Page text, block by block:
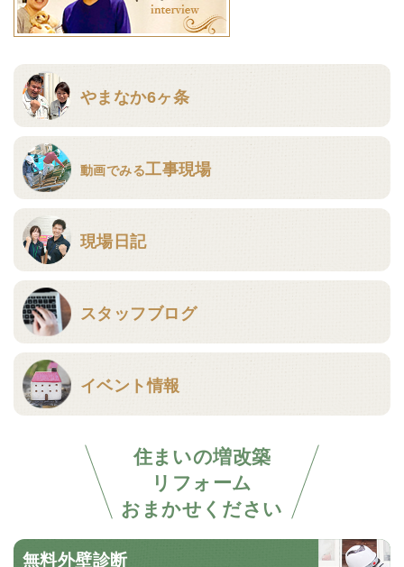
やまなか6ヶ条
動画でみる工事現場
現場日記
スタッフブログ
イベント情報
住まいの増改築
リフォーム
おまかせください
無料外壁診断